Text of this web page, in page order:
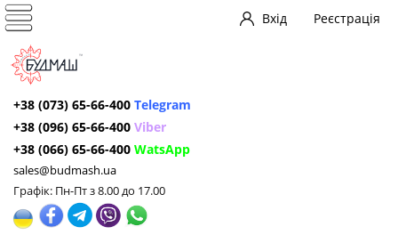
Вхід Реєстрація
+38 (073) 65-66-400 Telegram
+38 (096) 65-66-400 Viber
+38 (066) 65-66-400 WatsApp
sales@budmash.ua
Графік: Пн-Пт з 8.00 до 17.00